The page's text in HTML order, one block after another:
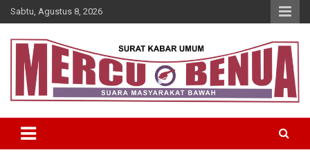
Skip
to
Sabtu, Agustus 8, 2026
Mercu Benua